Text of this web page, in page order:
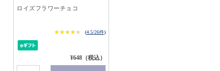
ロイズフラワーチョコ
★★★★★
★★★★★ (4.5/26件)
¥648（税込）